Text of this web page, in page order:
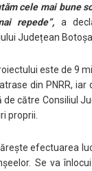
cele mai bune
repede”, a
Județean
este de 9
din PNRR,
către Consiliul
proprii.
efectuarea
Se va